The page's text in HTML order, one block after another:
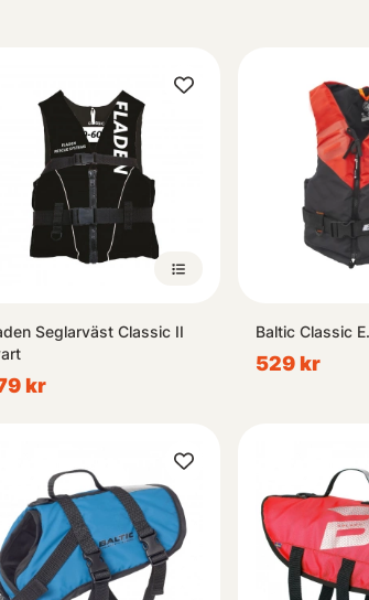
Seglarväst Classic II
kr
Baltic Classic
529 kr
Vi använder cookies och personuppgifter för att
analysera trafik. Cookies kan komma att
annonsering. Vi delar även information om din
samarbetspartners inom sociala medier,
och i vår